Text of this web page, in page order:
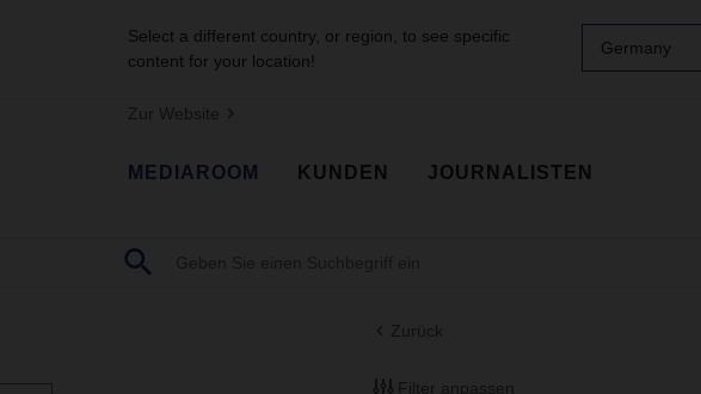
Select a different country, or region, to see specific
content for your location!
Germany
Zur Website
MEDIAROOM KUNDEN JOURNALISTEN
Zurück
Filter anpassen